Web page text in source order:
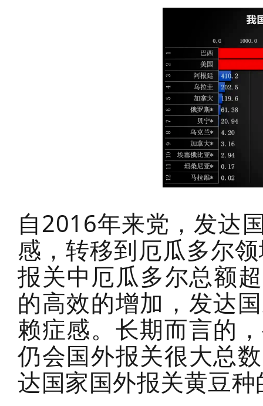
自2016年来党，发达
感，转移到厄瓜多尔
报关中厄瓜多尔总额
的高效的增加，发达
赖症感。长期而言的
仍会国外报关很大总
达国家国外报关黄豆